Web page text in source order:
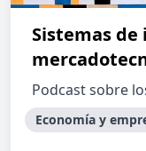
Sistemas
Podcast sobre
Economía y